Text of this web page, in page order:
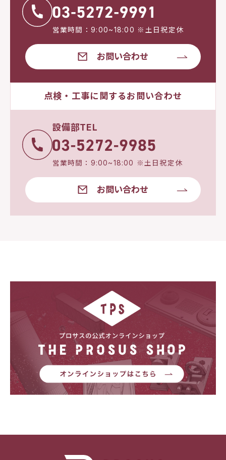
営業時間：9:00~18:00 ※土日祝定休
お問い合わせ
点検・工事に関するお問い合わせ
設備部TEL
営業時間：9:00~18:00 ※土日祝定休
お問い合わせ